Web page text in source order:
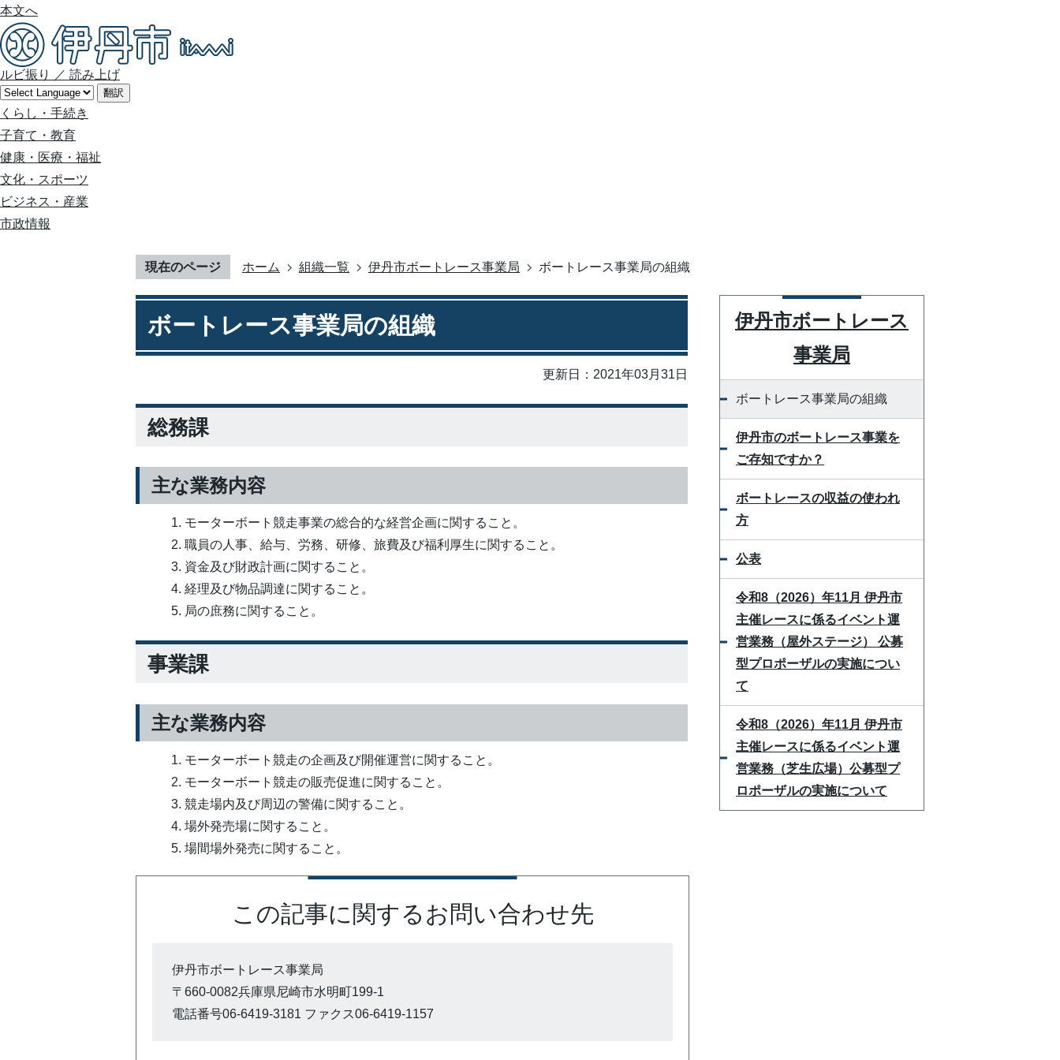
本文へ
ルビ振り ／ 読み上げ
翻訳
くらし・手続き
子育て・教育
健康・医療・福祉
文化・スポーツ
ビジネス・産業
市政情報
現在のページ ホーム 組織一覧 伊丹市ボートレース事業局 ボートレース事業局の組織
ボートレース事業局の組織
更新日：2021年03月31日
総務課
主な業務内容
モーターボート競走事業の総合的な経営企画に関すること。
職員の人事、給与、労務、研修、旅費及び福利厚生に関すること。
資金及び財政計画に関すること。
経理及び物品調達に関すること。
局の庶務に関すること。
事業課
主な業務内容
モーターボート競走の企画及び開催運営に関すること。
モーターボート競走の販売促進に関すること。
競走場内及び周辺の警備に関すること。
場外発売場に関すること。
場間場外発売に関すること。
この記事に関するお問い合わせ先
伊丹市ボートレース事業局
〒660-0082兵庫県尼崎市水明町199-1
電話番号06-6419-3181 ファクス06-6419-1157
伊丹市ボートレース
事業局
ボートレース事業局の組織
伊丹市のボートレース事業を
ご存知ですか？
ボートレースの収益の使われ
方
公表
令和8（2026）年11月 伊丹市
主催レースに係るイベント運
営業務（屋外ステージ） 公募
型プロポーザルの実施につい
て
令和8（2026）年11月 伊丹市
主催レースに係るイベント運
営業務（芝生広場）公募型プ
ロポーザルの実施について